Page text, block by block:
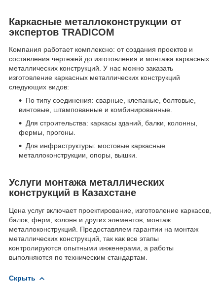
Каркасные металлоконструкции от
экспертов TRADICOM
Компания работает комплексно: от создания проектов и
составления чертежей до изготовления и монтажа каркасных
металлических конструкций. У нас можно заказать
изготовление каркасных металлических конструкций
следующих видов:
По типу соединения: сварные, клепаные, болтовые,
винтовые, штампованные и комбинированные.
Для строительства: каркасы зданий, балки, колонны,
фермы, прогоны.
Для инфраструктуры: мостовые каркасные
металлоконструкции, опоры, вышки.
Услуги монтажа металлических
конструкций в Казахстане
Цена услуг включает проектирование, изготовление каркасов,
балок, ферм, колонн и других элементов, монтаж
металлоконструкций. Предоставляем гарантии на монтаж
металлических конструкций, так как все этапы
контролируются опытными инженерами, а работы
выполняются по техническим стандартам.
Скрыть